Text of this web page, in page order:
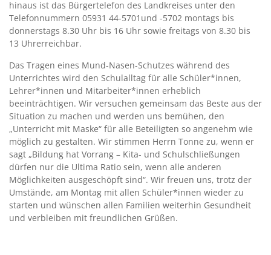
hinaus ist das Bürgertelefon des Landkreises unter den
Telefonnummern 05931 44-5701und -5702 montags bis
donnerstags 8.30 Uhr bis 16 Uhr sowie freitags von 8.30 bis
13 Uhrerreichbar.
Das Tragen eines Mund-Nasen-Schutzes während des
Unterrichtes wird den Schulalltag für alle Schüler*innen,
Lehrer*innen und Mitarbeiter*innen erheblich
beeinträchtigen. Wir versuchen gemeinsam das Beste aus der
Situation zu machen und werden uns bemühen, den
„Unterricht mit Maske“ für alle Beteiligten so angenehm wie
möglich zu gestalten. Wir stimmen Herrn Tonne zu, wenn er
sagt „Bildung hat Vorrang – Kita- und Schulschließungen
dürfen nur die Ultima Ratio sein, wenn alle anderen
Möglichkeiten ausgeschöpft sind“. Wir freuen uns, trotz der
Umstände, am Montag mit allen Schüler*innen wieder zu
starten und wünschen allen Familien weiterhin Gesundheit
und verbleiben mit freundlichen Grüßen.